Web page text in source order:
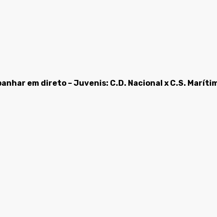
em direto – Juvenis: C.D. Nacional x C.S.